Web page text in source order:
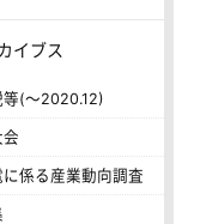
イブス
(～2020.12)
会
係る産業動向調査